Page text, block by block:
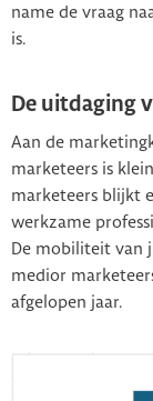
name de vraag
is.
De uitdaging
Aan de
marketeers is
marketeers blijkt
werkzame
De mobiliteit van
medior
afgelopen jaar.